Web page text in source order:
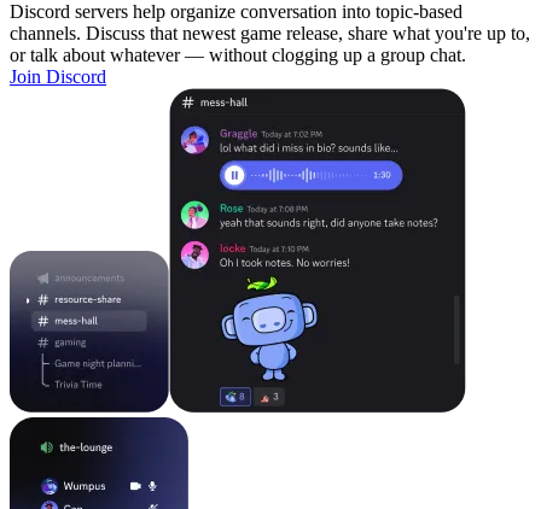
Discord servers help organize conversation into topic-based
channels. Discuss that newest game release, share what you're up to,
or talk about whatever — without clogging up a group chat.
Join Discord